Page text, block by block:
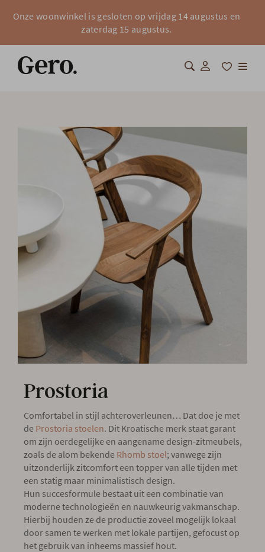
Onze woonwinkel is gesloten op vrijdag 14 augustus en
zaterdag 15 augustus.
Over Gero
Totaalinrichting
Professionals
FAQ
Prostoria
Comfortabel in stijl achteroverleunen… Dat doe je met
de Prostoria stoelen. Dit Kroatische merk staat garant
om zijn oerdegelijke en aangename design-zitmeubels,
zoals de alom bekende Rhomb stoel; vanwege zijn
uitzonderlijk zitcomfort een topper van alle tijden met
een statig maar minimalistisch design.
Hun succesformule bestaat uit een combinatie van
moderne technologieën en nauwkeurig vakmanschap.
Hierbij houden ze de productie zoveel mogelijk lokaal
door samen te werken met lokale partijen, gefocust op
het gebruik van inheems massief hout.